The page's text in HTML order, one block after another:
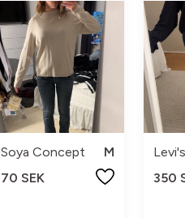
Soya Concept
M
70 SEK
Levi's
350